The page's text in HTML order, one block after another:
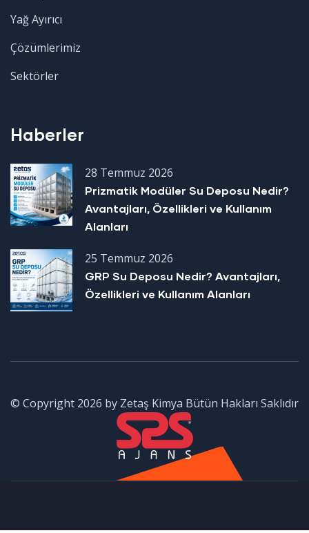
Yağ Ayırıcı
Çözümlerimiz
Sektörler
Haberler
28 Temmuz 2026
Prizmatik Modüler Su Deposu Nedir?
Avantajları, Özellikleri ve Kullanım
Alanları
25 Temmuz 2026
GRP Su Deposu Nedir? Avantajları,
Özellikleri ve Kullanım Alanları
© Copyright 2026 by Zetaş Kimya Bütün Hakları Saklıdır